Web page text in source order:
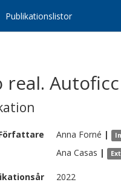
Publikationslistor
real.
Anna Forné |
Ana Casas |
2022